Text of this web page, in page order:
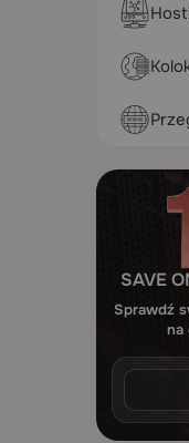
SAVE
Sprawdź
na